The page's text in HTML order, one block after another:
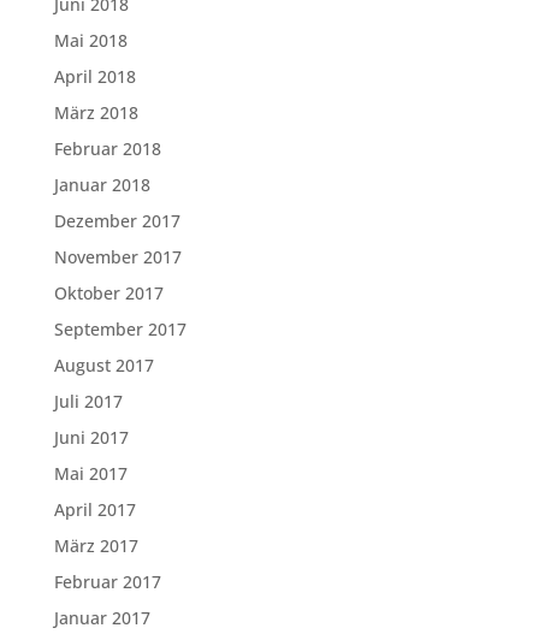
Mai 2018
April 2018
März 2018
Februar 2018
Januar 2018
Dezember 2017
November 2017
Oktober 2017
September 2017
August 2017
Juli 2017
Juni 2017
Mai 2017
April 2017
März 2017
Februar 2017
Januar 2017